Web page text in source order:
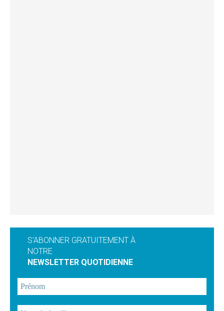
S'ABONNER GRATUITEMENT À
NOTRE
NEWSLETTER QUOTIDIENNE